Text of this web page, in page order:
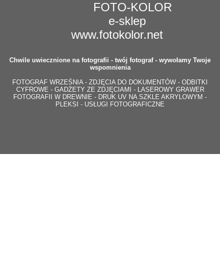
FOTO-KOLOR
e-sklep
www.fotokolor.net
Chwile uwiecznione na fotografii - twój fotograf - wywołamy Twoje
wspomnienia
FOTOGRAF WRZEŚNIA - ZDJĘCIA DO DOKUMENTÓW - ODBITKI
CYFROWE - GADŻETY ZE ZDJĘCIAMI - LASEROWY GRAWER
FOTOGRAFII W DREWNIE - DRUK UV NA SZKLE AKRYLOWYM -
PLEKSI - USŁUGI FOTOGRAFICZNE